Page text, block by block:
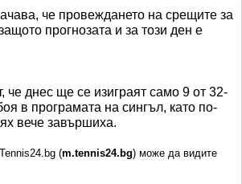
че провеждането на срещите за
прогнозата и за този ден е
че днес ще се изиграят само 9 от 32-
в програмата на сингъл, като по-
вече завършиха.
(m.tennis24.bg) може да видите